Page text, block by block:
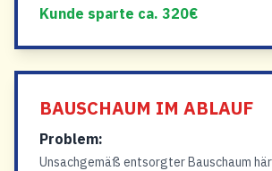
Kunde sparte ca. 320€
BAUSCHAUM IM ABLAUF
Problem:
Unsachgemäß entsorgter Bauschaum